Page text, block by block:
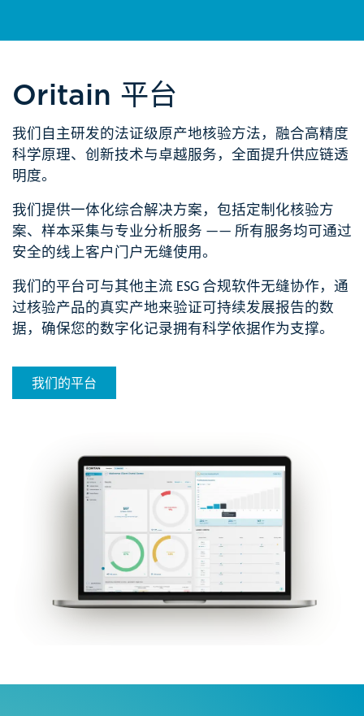
Oritain 平台
我们自主研发的法证级原产地核验方法，融合高精度
科学原理、创新技术与卓越服务，全面提升供应链透
明度。​​
我们提供一体化综合解决方案，包括定制化核验方
案、样本采集与专业分析服务 —— 所有服务均可通过
安全的线上客户门户无缝使用。
我们的平台可与其他主流 ESG 合规软件无缝协作，通
过核验产品的真实产地来验证可持续发展报告的数
据，确保您的数字化记录拥有科学依据作为支撑。
我们的平台